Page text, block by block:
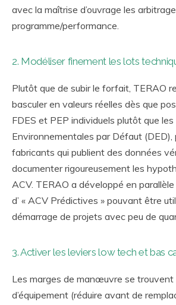
avec la maîtrise d’ouvrage les
programme/performance.
2. Modéliser finement les lots
Plutôt que de subir le forfait, TERAO
basculer en valeurs réelles dès que
FDES et PEP individuels plutôt que
Environnementales par Défaut (DED),
fabricants qui publient des données
documenter rigoureusement les
ACV. TERAO a développé en
d’ « ACV Prédictives » pouvant être
démarrage de projets avec peu de
3. Activer les leviers low tech et bas
Les marges de manœuvre se trouvent
d’équipement (réduire avant de